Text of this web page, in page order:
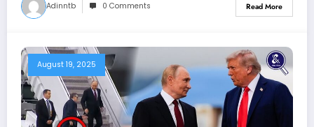
Adinntb 0 Comments Read More
August 19, 2025